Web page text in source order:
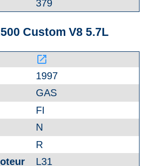
379
Custom V8 5.7L
launch
1997
GAS
FI
N
R
L31